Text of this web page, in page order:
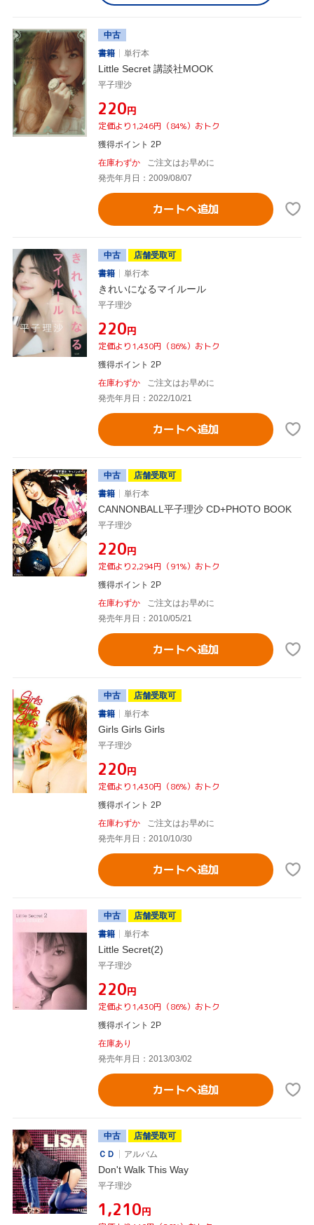
中古
書籍
単行本
Little Secret 講談社MOOK
平子理沙
¥220円
定価より1,246円（84%）おトク
獲得ポイント 2P
在庫わずか
ご注文はお早めに
発売年月日：2009/08/07
カートへ追加
中古
店舗受取可
書籍
単行本
きれいになるマイルール
平子理沙
¥220円
定価より1,430円（86%）おトク
獲得ポイント 2P
在庫わずか
ご注文はお早めに
発売年月日：2022/10/21
カートへ追加
中古
店舗受取可
書籍
単行本
CANNONBALL平子理沙 CD+PHOTO BOOK
平子理沙
¥220円
定価より2,294円（91%）おトク
獲得ポイント 2P
在庫わずか
ご注文はお早めに
発売年月日：2010/05/21
カートへ追加
中古
店舗受取可
書籍
単行本
Girls Girls Girls
平子理沙
¥220円
定価より1,430円（86%）おトク
獲得ポイント 2P
在庫わずか
ご注文はお早めに
発売年月日：2010/10/30
カートへ追加
中古
店舗受取可
書籍
単行本
Little Secret(2)
平子理沙
¥220円
定価より1,430円（86%）おトク
獲得ポイント 2P
在庫あり
発売年月日：2013/03/02
カートへ追加
中古
店舗受取可
ＣＤ
アルバム
Don't Walk This Way
平子理沙
¥1,210円